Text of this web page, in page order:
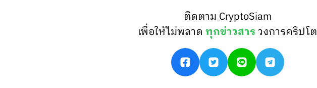
ติดตาม CryptoSiam
เพื่อให้ไม่พลาดทุกข่าวสารวงการคริปโต